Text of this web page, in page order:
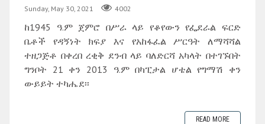
Sunday, May 30, 2021 4002
ከ1945 ዓ.ም ጀምሮ በሥራ ላይ የቆየውን የፌደራል ፍርድ
ቤቶች የዳኝነት ክፍያ እና የአከፋፈል ሥርዓት ለማሻሻል
ተዘጋጅቶ በቀረበ ረቂቅ ደንብ ላይ ባለድርሻ አካላት በተገኙበት
ግንቦት 21 ቀን 2013 ዓ.ም በካፒታል ሆቴል የግማሽ ቀን
ውይይት ተካሔደ፡፡
READ MORE